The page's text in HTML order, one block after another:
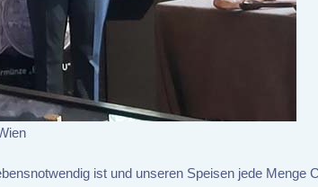
ist und unseren Speisen jede Menge